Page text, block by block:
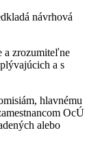
návrhová
a zrozumiteľne
a s
hlavnému
OcÚ
alebo